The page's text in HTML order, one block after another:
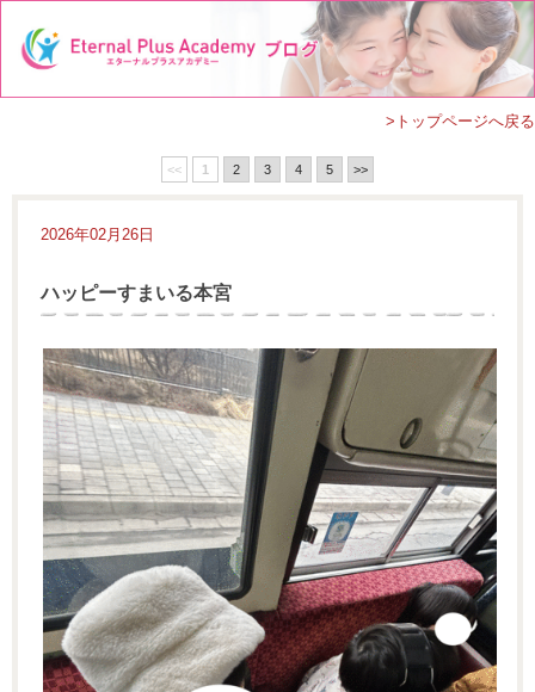
>トップページへ戻る
<< 1 2 3 4 5 >>
2026年02月26日
ハッピーすまいる本宮